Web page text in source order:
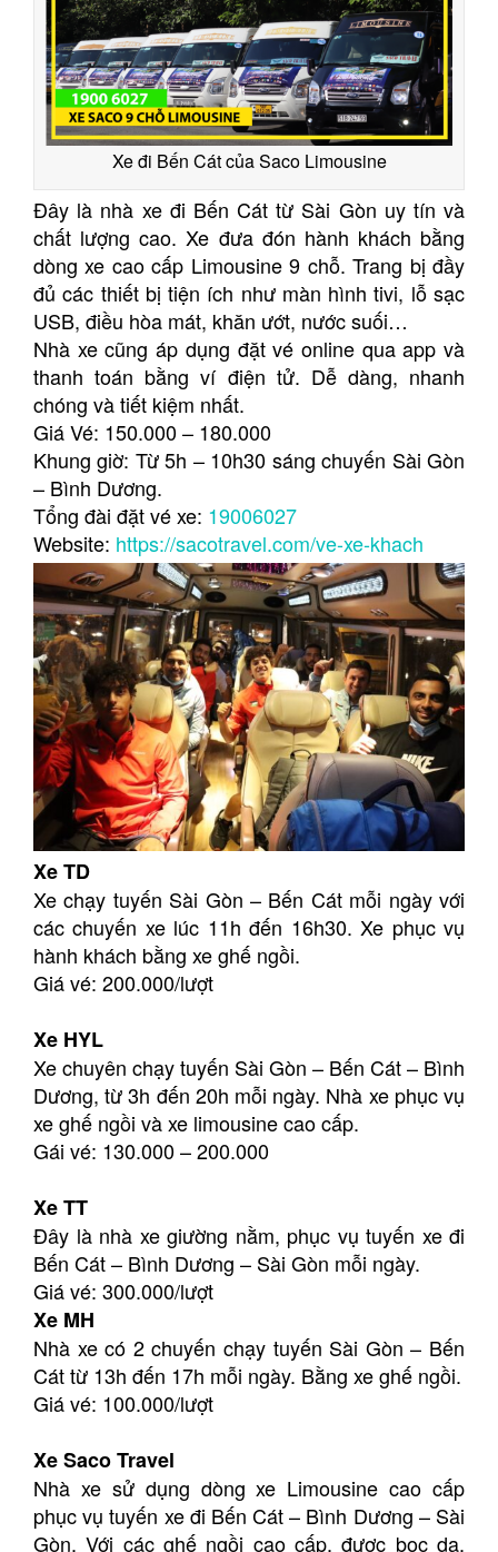
Xe đi Bến Cát của Saco Limousine
Đây là nhà xe đi Bến Cát từ Sài Gòn uy tín và
chất lượng cao. Xe đưa đón hành khách bằng
dòng xe cao cấp Limousine 9 chỗ. Trang bị đầy
đủ các thiết bị tiện ích như màn hình tivi, lỗ sạc
USB, điều hòa mát, khăn ướt, nước suối…
Nhà xe cũng áp dụng đặt vé online qua app và
thanh toán bằng ví điện tử. Dễ dàng, nhanh
chóng và tiết kiệm nhất.
Giá Vé: 150.000 – 180.000
Khung giờ: Từ 5h – 10h30 sáng chuyến Sài Gòn
– Bình Dương.
Tổng đài đặt vé xe: 19006027
Website: https://sacotravel.com/ve-xe-khach
Xe TD
Xe chạy tuyến Sài Gòn – Bến Cát mỗi ngày với
các chuyến xe lúc 11h đến 16h30. Xe phục vụ
hành khách bằng xe ghế ngồi.
Giá vé: 200.000/lượt
Xe HYL
Xe chuyên chạy tuyến Sài Gòn – Bến Cát – Bình
Dương, từ 3h đến 20h mỗi ngày. Nhà xe phục vụ
xe ghế ngồi và xe limousine cao cấp.
Gái vé: 130.000 – 200.000
Xe TT
Đây là nhà xe giường nằm, phục vụ tuyến xe đi
Bến Cát – Bình Dương – Sài Gòn mỗi ngày.
Giá vé: 300.000/lượt
Xe MH
Nhà xe có 2 chuyến chạy tuyến Sài Gòn – Bến
Cát từ 13h đến 17h mỗi ngày. Bằng xe ghế ngồi.
Giá vé: 100.000/lượt
Xe Saco Travel
Nhà xe sử dụng dòng xe Limousine cao cấp
phục vụ tuyến xe đi Bến Cát – Bình Dương – Sài
Gòn. Với các ghế ngồi cao cấp, được bọc da,